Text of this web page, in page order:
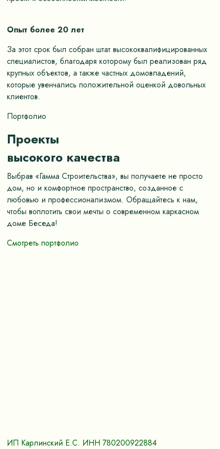
Опыт более 20 лет
За этот срок был собран штат высококвалифицированных
специалистов, благодаря которому был реализован ряд
крупных объектов, а также частных домовладений,
которые увенчались положительной оценкой довольных
клиентов.
Портфолио
Проекты
высокого качества
Выбрав «Гамма Строительства», вы получаете не просто
дом, но и комфортное пространство, созданное с
любовью и профессионализмом. Обращайтесь к нам,
чтобы воплотить свои мечты о современном каркасном
доме Беседа!
Смотреть портфолио
ИП Карлинский Е.С. ИНН 780200922884